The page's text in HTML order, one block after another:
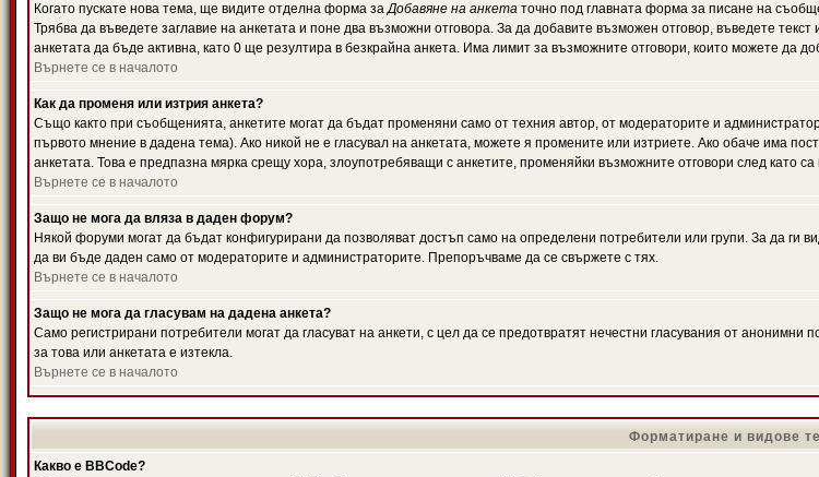
Когато пускате нова тема, ще видите отделна форма заДобавяне на анкета точно под главната форма за писане на
Трябва да въведете заглавие на анкетата и поне два възможни отговора. За да добавите възможен отговор, въведете
анкетата да бъде активна, като 0 ще резултира в безкрайна анкета. Има лимит за възможните отговори, които можете да
Върнете се в началото
Как да променя или изтрия анкета?
Също както при съобщенията, анкетите могат да бъдат променяни само от техния автор, от модераторите и
първото мнение в дадена тема). Ако никой не е гласувал на анкетата, можете я промените или изтриете. Ако обаче има
анкетата. Това е предпазна мярка срещу хора, злоупотребяващи с анкетите, променяйки възможните отговори след като са
Върнете се в началото
Защо не мога да вляза в даден форум?
Някой форуми могат да бъдат конфигурирани да позволяват достъп само на определени потребители или групи. За да ги
да ви бъде даден само от модераторите и администраторите. Препоръчваме да се свържете с тях.
Върнете се в началото
Защо не мога да гласувам на дадена анкета?
Само регистрирани потребители могат да гласуват на анкети, с цел да се предотвратят нечестни гласувания от
за това или анкетата е изтекла.
Върнете се в началото
Форматиране и видове
Какво е BBCode?